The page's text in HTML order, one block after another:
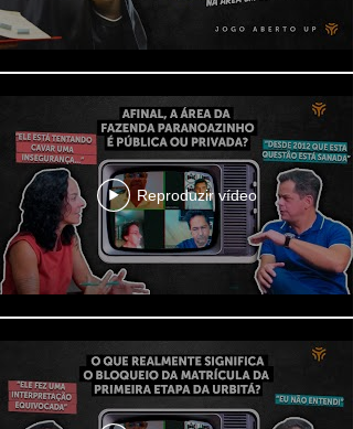
Reproduzir vídeo